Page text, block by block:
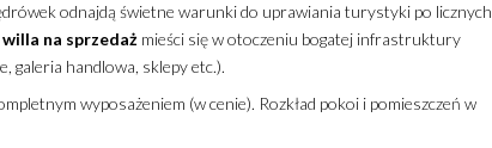
odnajdą świetne warunki do uprawiania turystyki po licznych
willa na sprzedażmieści się w otoczeniu bogatej infrastruktury
galeria handlowa, sklepy etc.).
wyposażeniem (w cenie). Rozkład pokoi i pomieszczeń w